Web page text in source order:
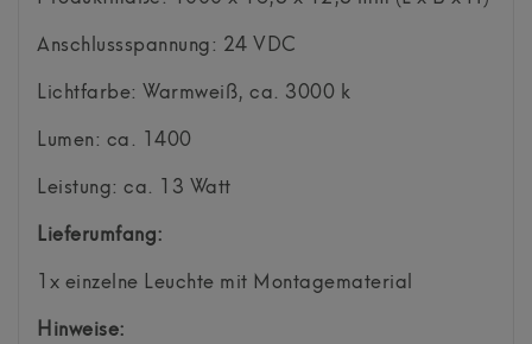
Anschlussspannung: 24 VDC
Lichtfarbe: Warmweiß, ca. 3000 k
Lumen: ca. 1400
Leistung: ca. 13 Watt
Lieferumfang:
1x einzelne Leuchte mit Montagematerial
Hinweise: